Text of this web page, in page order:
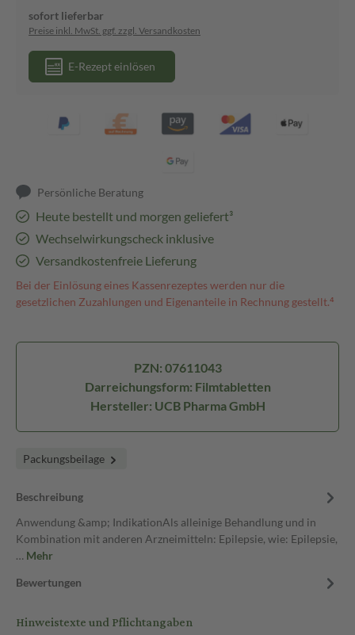
sofort lieferbar
Preise inkl. MwSt. ggf. zzgl. Versandkosten
E-Rezept einlösen
Persönliche Beratung
Heute bestellt und morgen geliefert³
Wechselwirkungscheck inklusive
Versandkostenfreie Lieferung
Bei der Einlösung eines Kassenrezeptes werden nur die
gesetzlichen Zuzahlungen und Eigenanteile in Rechnung gestellt.⁴
PZN: 07611043
Darreichungsform: Filmtabletten
Hersteller: UCB Pharma GmbH
Packungsbeilage
Beschreibung
Anwendung &amp; IndikationAls alleinige Behandlung und in
Kombination mit anderen Arzneimitteln: Epilepsie, wie: Epilepsie,
… Mehr
Bewertungen
Hinweistexte und Pflichtangaben